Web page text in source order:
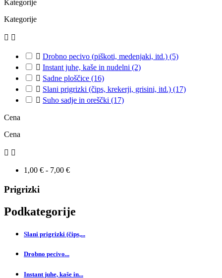
Kategorije
Kategorije
 
 Drobno pecivo (piškoti, medenjaki, itd.) (5)
 Instant juhe, kaše in nudelni (2)
 Sadne ploščice (16)
 Slani prigrizki (čips, krekerji, grisini, itd.) (17)
 Suho sadje in oreščki (17)
Cena
Cena
 
1,00 € - 7,00 €
Prigrizki
Podkategorije
Slani prigrizki (čips,...
Drobno pecivo...
Instant juhe, kaše in...